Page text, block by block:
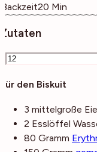
Backzeit20 Minuten
Min
Zutaten
Für den Biskuit
3 mittelgroße
2 Esslöffel
80 Gramm